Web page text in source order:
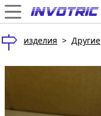
изделия > Другие